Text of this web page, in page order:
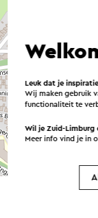
→ Plan je
Leuk dat je
Wij maken gebruik
functionaliteit te
Wil je Zuid-Limburg
Meer info vind je in